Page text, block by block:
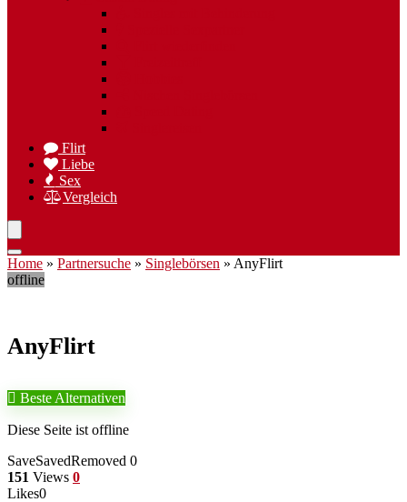
Flirt
Liebe
Sex
Vergleich
Home » Partnersuche » Singlebörsen » AnyFlirt
offline
AnyFlirt
Beste Alternativen
Diese Seite ist offline
SaveSavedRemoved 0
151 Views 0
Likes0